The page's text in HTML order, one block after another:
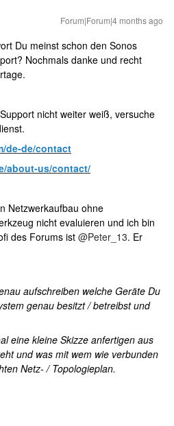
Forum|Forum|4 months ago
Du meinst schon den Sonos
Nochmals danke und recht
nicht weiter weiß, versuche
de-de/contact
about-us/contact/
Netzwerkaufbau ohne
nicht evaluieren und ich bin
des Forums ist @Peter_13. Er
aufschreiben welche Geräte Du
genau besitzt / betreibst und
eine kleine Skizze anfertigen aus
und was mit wem wie verbunden
Netz- / Topologieplan.